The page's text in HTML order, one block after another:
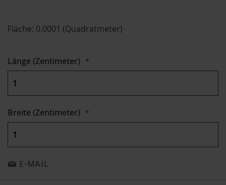
Fläche: 0.0001 (Quadratmeter)
Länge (Zentimeter)
Breite (Zentimeter)
E-MAIL